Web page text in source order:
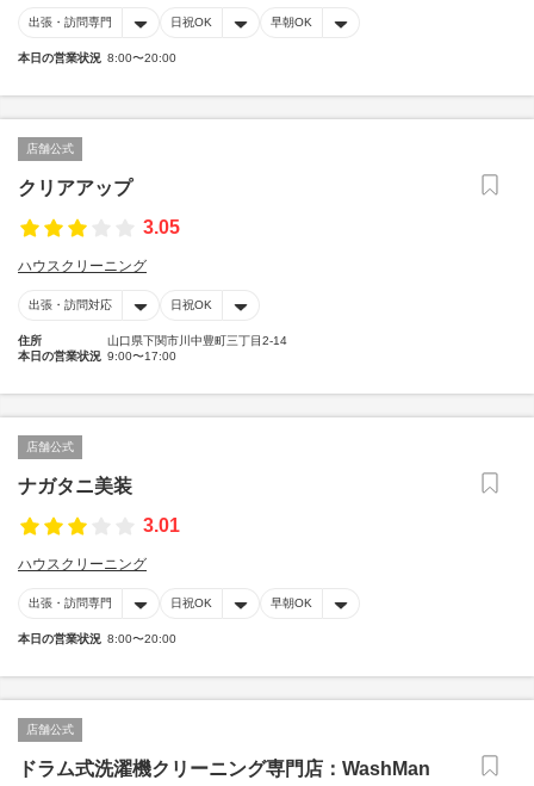
出張・訪問専門 日祝OK 早朝OK
本日の営業状況 8:00〜20:00
店舗公式
クリアアップ
3.05
ハウスクリーニング
出張・訪問対応 日祝OK
住所
山口県下関市川中豊町三丁目2-14
本日の営業状況 9:00〜17:00
店舗公式
ナガタニ美装
3.01
ハウスクリーニング
出張・訪問専門 日祝OK 早朝OK
本日の営業状況 8:00〜20:00
店舗公式
ドラム式洗濯機クリーニング専門店：WashMan